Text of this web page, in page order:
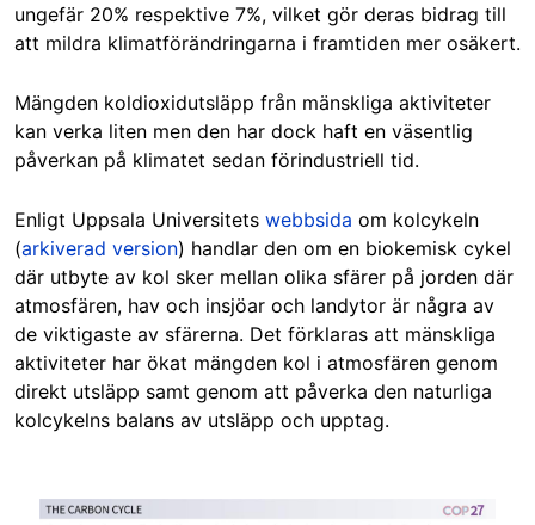
ungefär 20% respektive 7%, vilket gör deras bidrag till
att mildra klimatförändringarna i framtiden mer osäkert.
Mängden koldioxidutsläpp från mänskliga aktiviteter
kan verka liten men den har dock haft en väsentlig
påverkan på klimatet sedan förindustriell tid.
Enligt Uppsala Universitets webbsida om kolcykeln
(arkiverad version) handlar den om en biokemisk cykel
där utbyte av kol sker mellan olika sfärer på jorden där
atmosfären, hav och insjöar och landytor är några av
de viktigaste av sfärerna. Det förklaras att mänskliga
aktiviteter har ökat mängden kol i atmosfären genom
direkt utsläpp samt genom att påverka den naturliga
kolcykelns balans av utsläpp och upptag.
Image